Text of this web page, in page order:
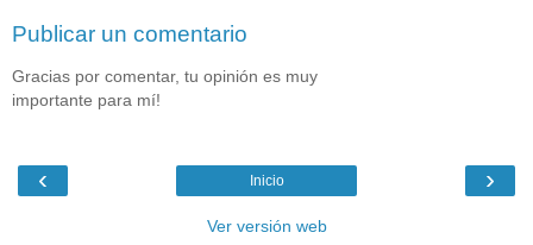
Publicar un comentario
Gracias por comentar, tu opinión es muy
importante para mí!
‹ ›
Inicio
Ver versión web